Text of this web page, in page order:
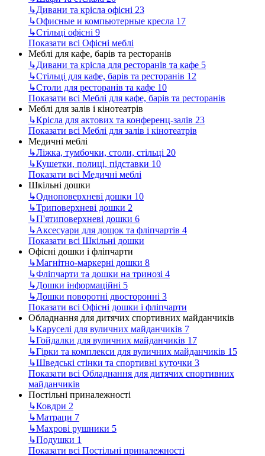
↳Дивани та крісла офісні 23
↳Офисные и компьютерные кресла 17
↳Стільці офісні 9
Показати всі Офісні меблі
Меблі для кафе, барів та ресторанів
↳Дивани та крісла для ресторанів та кафе 5
↳Стільці для кафе, барів та ресторанів 12
↳Столи для ресторанів та кафе 10
Показати всі Меблі для кафе, барів та ресторанів
Меблі для залів і кінотеатрів
↳Крісла для актових та конференц-залів 23
Показати всі Меблі для залів і кінотеатрів
Медичні меблі
↳Ліжка, тумбочки, столи, стільці 20
↳Кушетки, полиці, підставки 10
Показати всі Медичні меблі
Шкільні дошки
↳Одноповерхневі дошки 10
↳Триповерхневі дошки 2
↳П'ятиповерхневі дошки 6
↳Аксесуари для дощок та фліпчартів 4
Показати всі Шкільні дошки
Офісні дошки і фліпчарти
↳Магнітно-маркерні дошки 8
↳Фліпчарти та дошки на тринозі 4
↳Дошки інформаційні 5
↳Дошки поворотні двосторонні 3
Показати всі Офісні дошки і фліпчарти
Обладнання для дитячих спортивних майданчиків
↳Каруселі для вуличних майданчиків 7
↳Гойдалки для вуличних майданчиків 17
↳Гірки та комплекси для вуличних майданчиків 15
↳Шведські стінки та спортивні куточки 3
Показати всі Обладнання для дитячих спортивних
майданчиків
Постільні приналежності
↳Ковдри 2
↳Матраци 7
↳Махрові рушники 5
↳Подушки 1
Показати всі Постільні приналежності